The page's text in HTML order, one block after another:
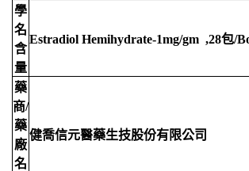
學
名
含
量
Estradiol Hemihydrate-1mg/gm ,28包/
藥
商/
藥
廠
名
健喬信元醫藥生技股份有限公司